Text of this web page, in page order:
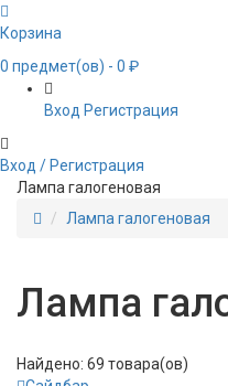
Корзина
0 предмет(ов) - 0 ₽
Вход Регистрация
Вход / Регистрация
Лампа галогеновая
Лампа галогеновая
Лампа
Найдено: 69 товара(ов)